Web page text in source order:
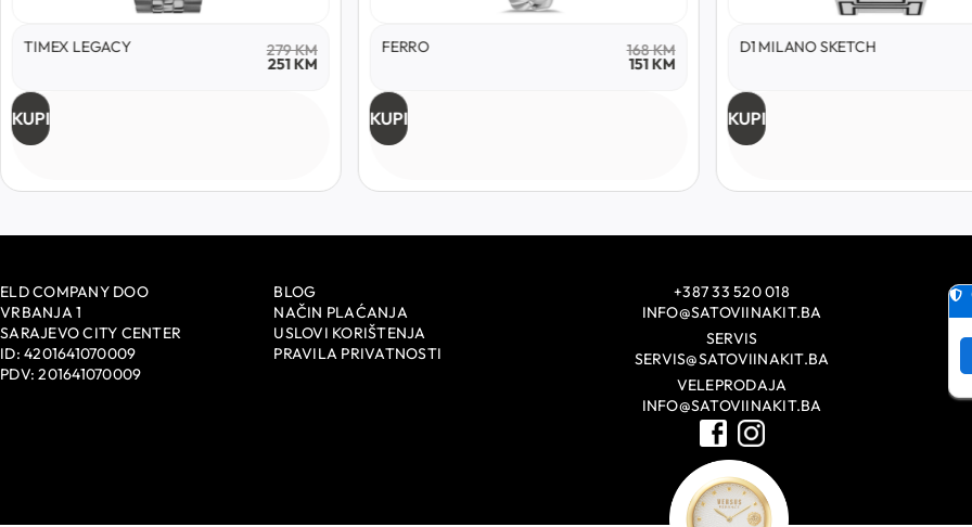
TIMEX LEGACY 279KM
251KM
KUPI
FERRO 168KM
151KM
KUPI
D1 MILANO SKETCH
KUPI
ELD COMPANY DOO
VRBANJA 1
SARAJEVO CITY CENTER
ID: 4201641070009
PDV: 201641070009
BLOG
NAČIN PLAĆANJA
USLOVI KORIŠTENJA
PRAVILA PRIVATNOSTI
+387 33 520 018
INFO@SATOVIINAKIT.BA
SERVIS
SERVIS@SATOVIINAKIT.BA
VELEPRODAJA
INFO@SATOVIINAKIT.BA